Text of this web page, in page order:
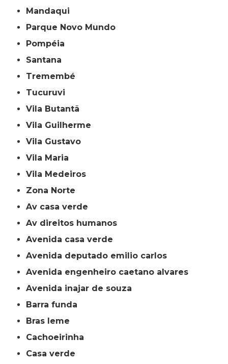
Mandaqui
Parque Novo Mundo
Pompéia
Santana
Tremembé
Tucuruvi
Vila Butantã
Vila Guilherme
Vila Gustavo
Vila Maria
Vila Medeiros
Zona Norte
av casa verde
av direitos humanos
avenida casa verde
avenida deputado emilio carlos
avenida engenheiro caetano alvares
avenida inajar de souza
barra funda
bras leme
cachoeirinha
casa verde